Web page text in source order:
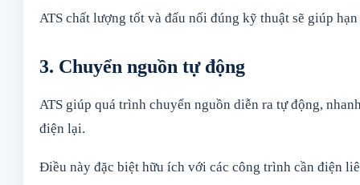
ATS chất lượng tốt và đấu nối đúng kỹ thuật sẽ giúp
3. Chuyển nguồn tự động
ATS giúp quá trình chuyển nguồn diễn ra tự động,
điện lại.
Điều này đặc biệt hữu ích với các công trình cần điện